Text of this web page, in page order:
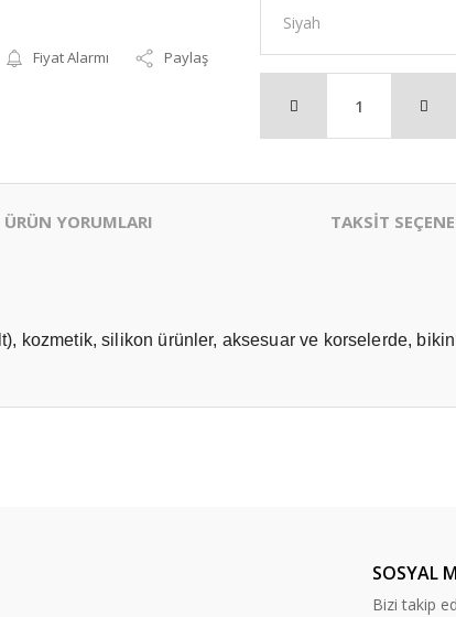
Fiyat Alarmı Paylaş
ÜRÜN YORUMLARI TAKSİT
kozmetik, silikon ürünler, aksesuar ve korselerde,
SOSYAL
Bizi takip